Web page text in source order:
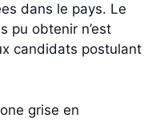
dans le pays. Le
pu obtenir n’est
candidats postulant
grise en